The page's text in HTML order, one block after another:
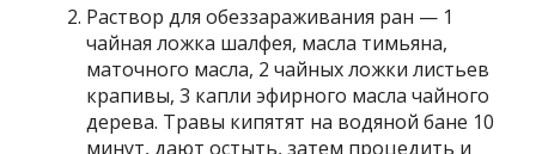
Раствор для обеззараживания ран — 1
чайная ложка шалфея, масла тимьяна,
маточного масла, 2 чайных ложки листьев
крапивы, 3 капли эфирного масла чайного
дерева. Травы кипятят на водяной бане 10
минут, дают остыть, затем процедить и